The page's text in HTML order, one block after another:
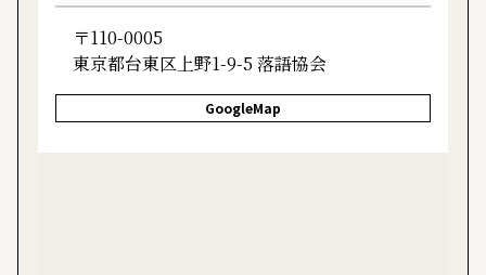
〒110-0005
東京都台東区上野1-9-5 落語協会
GoogleMap